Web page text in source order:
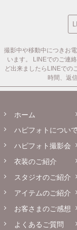
撮影中や移動中につきお
います。
LINEでのご連
ど出来ましたらLINEでの
時間、返
ホーム
ハピフォトについて
ハピフォト撮影会
衣装のご紹介
スタジオのご紹介
アイテムのご紹介
お客さまのご感想
よくあるご質問